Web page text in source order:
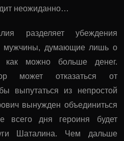
неожиданно…
разделяет убеждения
мужчины, думающие лишь о
как можно больше денег.
может отказаться от
выпутаться из непростой
вынужден объединиться
всего дня героиня будет
Шаталина. Чем дальше